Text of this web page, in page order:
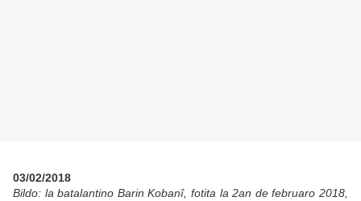
03/02/2018
Bildo: la batalantino Barin Kobanî, fotita la 2an de februaro 2018,